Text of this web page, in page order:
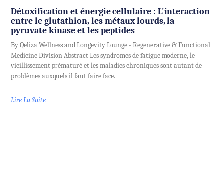
Détoxification et énergie cellulaire : L'interaction
entre le glutathion, les métaux lourds, la
pyruvate kinase et les peptides
By Qeliza Wellness and Longevity Lounge - Regenerative & Functional
Medicine Division Abstract Les syndromes de fatigue moderne, le
vieillissement prématuré et les maladies chroniques sont autant de
problèmes auxquels il faut faire face.
Lire La Suite